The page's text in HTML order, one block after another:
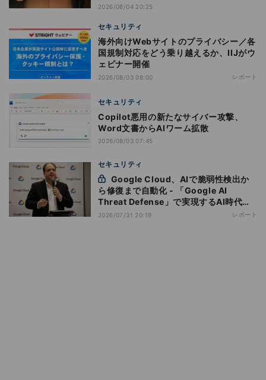
2026/08/04 20:25
セキュリティ
海外向けWebサイトのプライバシー／各
国規制対応をどう乗り越えるか、IIJがウ
ェビナー開催
2026/08/03 08:00 レポート
セキュリティ
Copilot悪用の新たなサイバー攻撃、
Word文書からAIワーム拡散
2026/08/03 07:45
セキュリティ
ら修復まで自動化 - 「Google AI
Threat Defense」で実現するAI時代の
防御戦略
2026/07/31 20:19 レポート